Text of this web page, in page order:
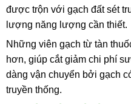
được trộn với gạch đất sét
lượng năng lượng cần thiết.
Những viên gạch từ tàn
hơn, giúp cắt giảm chi phí
dàng vận chuyển bởi gạch
truyền thống.